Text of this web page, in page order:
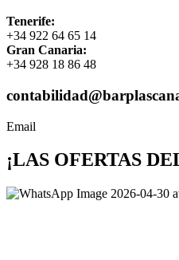
Tenerife:
+34 922 64 65 14
Gran Canaria:
+34 928 18 86 48
Email
¡LAS OFERTAS